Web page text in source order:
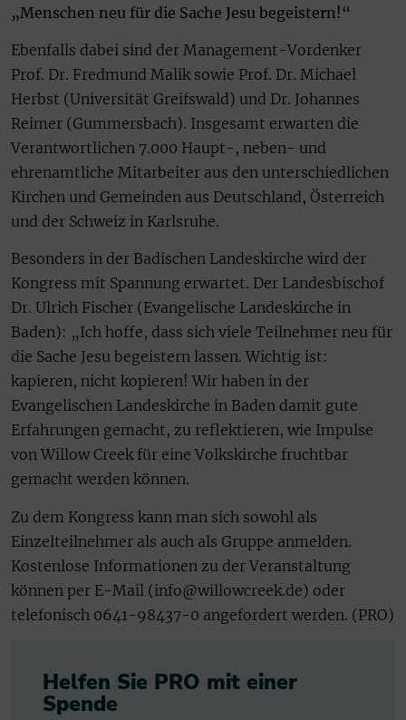
„Menschen neu für die Sache Jesu begeistern!“
Ebenfalls dabei sind der Management-Vordenker
Prof. Dr. Fredmund Malik sowie Prof. Dr. Michael
Herbst (Universität Greifswald) und Dr. Johannes
Reimer (Gummersbach). Insgesamt erwarten die
Verantwortlichen 7.000 Haupt-, neben- und
ehrenamtliche Mitarbeiter aus den unterschiedlichen
Kirchen und Gemeinden aus Deutschland, Österreich
und der Schweiz in Karlsruhe.
Besonders in der Badischen Landeskirche wird der
Kongress mit Spannung erwartet. Der Landesbischof
Dr. Ulrich Fischer (Evangelische Landeskirche in
Baden): „Ich hoffe, dass sich viele Teilnehmer neu für
die Sache Jesu begeistern lassen. Wichtig ist:
kapieren, nicht kopieren! Wir haben in der
Evangelischen Landeskirche in Baden damit gute
Erfahrungen gemacht, zu reflektieren, wie Impulse
von Willow Creek für eine Volkskirche fruchtbar
gemacht werden können.
Zu dem Kongress kann man sich sowohl als
Einzelteilnehmer als auch als Gruppe anmelden.
Kostenlose Informationen zu der Veranstaltung
können per E-Mail (info@willowcreek.de) oder
telefonisch 0641-98437-0 angefordert werden. (PRO)
Helfen Sie PRO mit einer
Spende